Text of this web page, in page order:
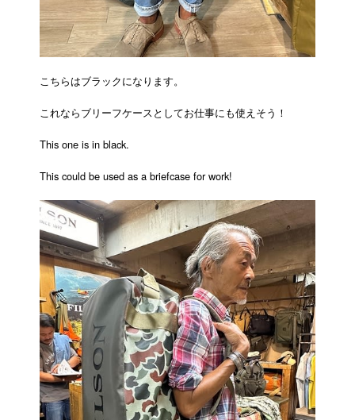
こちらはブラックになります。
これならブリーフケースとしてお仕事にも使えそう！
This one is in black.
This could be used as a briefcase for work!